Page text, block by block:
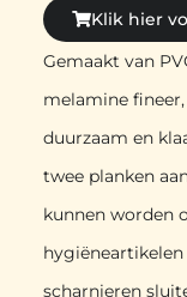
Klik hier
Gemaakt van
melamine
duurzaam en
twee planken
kunnen worden
scharnieren